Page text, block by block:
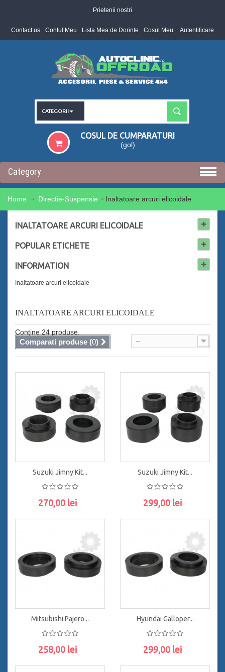
Prietenii nostri
Contact us Contul Meu Lista Mea de Dorinte Cosul Meu Autentificare
CATEGORII
COSUL DE CUMPARATURI
(gol)
Category
Home Directie-Suspensie Inaltatoare arcuri elicoidale
INALTATOARE ARCURI ELICOIDALE
POPULAR ETICHETE
INFORMATION
Inaltatoare arcuri elicoidale
INALTATOARE ARCURI ELICOIDALE
Conține 24 produse.
--
Comparati produse (0)
Suzuki Jimny Kit...
270,00 lei
ADAUGĂ ÎN COŞ
Suzuki Jimny Kit...
299,00 lei
ADAUGĂ ÎN COŞ
Mitsubishi Pajero...
258,00 lei
Hyundai Galloper...
299,00 lei